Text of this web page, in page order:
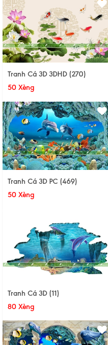
Tranh Cá 3D 3DHD (270)
50 Xèng
Tranh Cá 3D PC (469)
50 Xèng
Tranh Cá 3D (11)
80 Xèng